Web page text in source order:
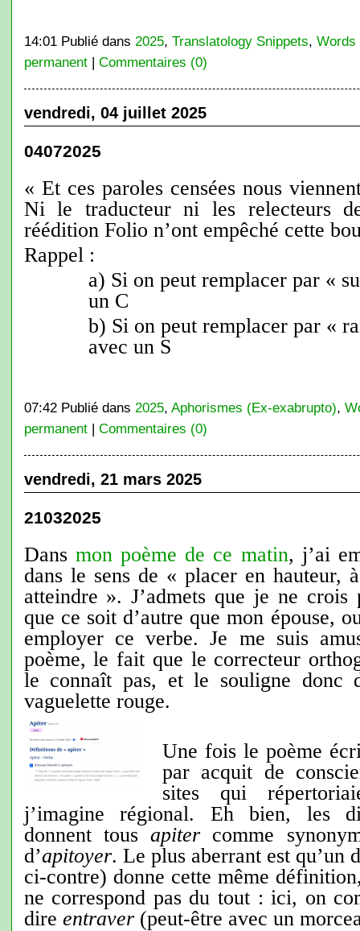
14:01 Publié dans 2025, Translatology Snippets, Words
permanent| Commentaires (0)
vendredi, 04 juillet 2025
04072025
« Et ces paroles censées nous
Ni le traducteur ni les relecteurs
réédition Folio n’ont empêché cette
Rappel :
a) Si on peut remplacer par «
un C
b) Si on peut remplacer par «
avec un S
07:42 Publié dans 2025, Aphorismes (Ex-exabrupto),
permanent| Commentaires (0)
vendredi, 21 mars 2025
21032025
Dans mon poème de ce matin, j’ai
dans le sens de « placer en
atteindre ». J’admets que je ne
que ce soit d’autre que mon épouse,
employer ce verbe. Je me suis
poème, le fait que le correcteur
le connaît pas, et le souligne donc
vaguelette rouge.
Une fois le poème
par acquit de
sites qui
j’imagine régional. Eh bien, les
donnent tousapiter comme
d’apitoyer. Le plus aberrant est qu’un
ci-contre) donne cette même
ne correspond pas du tout : ici, on
dire entraver(peut-être avec un